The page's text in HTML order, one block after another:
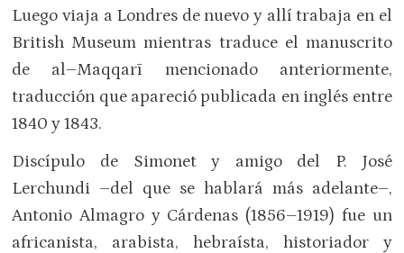
Luego viaja a Londres de nuevo y allí trabaja en el
British Museum mientras traduce el manuscrito
de al–Maqqarī mencionado anteriormente,
traducción que apareció publicada en inglés entre
1840 y 1843.
Discípulo de Simonet y amigo del P. José
Lerchundi –del que se hablará más adelante–,
Antonio Almagro y Cárdenas (1856–1919) fue un
africanista, arabista, hebraísta, historiador y